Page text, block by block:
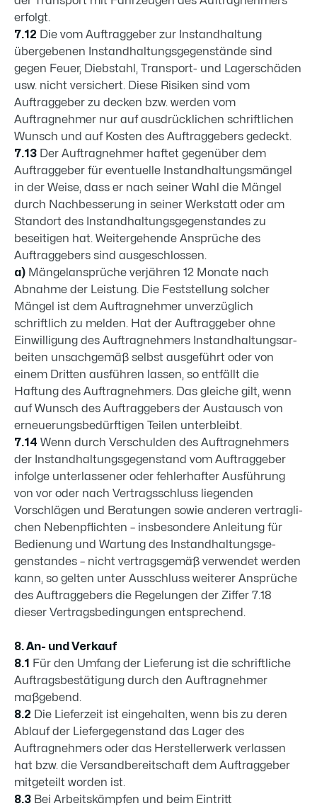
erfolgt.
7.12 Die vom Auftraggeber zur Instandhaltung
übergebenen Instandhaltungsge­genstände sind
gegen Feuer, Diebstahl, Transport- und Lagerschäden
usw. nicht versichert. Diese Risiken sind vom
Auftraggeber zu decken bzw. werden vom
Auftragneh­mer nur auf ausdrücklichen schriftlichen
Wunsch und auf Kosten des Auftraggebers gedeckt.
7.13 Der Auftragnehmer haftet gegenüber dem
Auftraggeber für eventu­elle Instandhaltungsmängel
in der Weise, dass er nach seiner Wahl die Mängel
durch Nach­besserung in seiner Werkstatt oder am
Standort des Instandhaltungsgegenstandes zu
beseitigen hat. Weitergehende An­sprüche des
Auftraggebers sind ausgeschlossen.
a) Mängelansprüche verjähren 12 Monate nach
Abnahme der Leistung. Die Feststel­lung solcher
Mängel ist dem Auftragnehmer unver­züglich
schriftlich zu melden. Hat der Auftraggeber ohne
Einwilli­gung des Auftragnehmers In­standhaltungsar­
beiten unsachgemäß selbst ausgeführt oder von
einem Dritten ausführen lassen, so entfällt die
Haftung des Auftragnehmers. Das gleiche gilt, wenn
auf Wunsch des Auftraggebers der Austausch von
erneuerungsbedürfti­gen Tei­len unterbleibt.
7.14 Wenn durch Verschulden des Auftragnehmers
der Instandhaltungsgegen­stand vom Auf­traggeber
infolge unterlassener oder fehlerhafter Ausführung
von vor oder nach Vertragsschluss liegenden
Vorschlä­gen und Beratungen sowie anderen vertragli­
chen Nebenpflichten – insbesondere Anleitung für
Bedienung und Wartung des Instandhaltungsge­
genstandes – nicht vertragsgemäß verwendet werden
kann, so gelten un­ter Ausschluss weiterer Ansprüche
des Auftraggebers die Rege­lungen der Ziffer 7.18
dieser Vertragsbedingungen entsprechend.
8. An- und Verkauf
8.1
Für den Umfang der Lieferung ist die schriftliche
Auftragsbestätigung durch den Auftragnehmer
maßgebend.
8.2 Die Lieferzeit ist eingehalten, wenn bis zu deren
Ablauf der Liefergegenstand das Lager des
Auftragnehmers oder das Herstellerwerk verlassen
hat bzw. die Versandbereitschaft dem Auftraggeber
mitgeteilt worden ist.
8.3 Bei Arbeitskämpfen und beim Eintritt